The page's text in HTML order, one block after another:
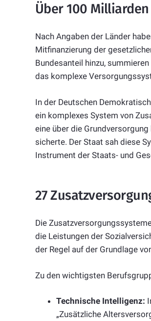
Über 100 Milliarden
Nach Angaben der Länder
Mitfinanzierung der
Bundesanteil hinzu,
das komplexe
In der Deutschen
ein komplexes System von
eine über die
sicherte. Der Staat sah diese
Instrument der Staats- und
27
Die
die Leistungen der
der Regel auf der Grundlage
Zu den wichtigsten
Technische Intelligenz:
„Zusätzliche